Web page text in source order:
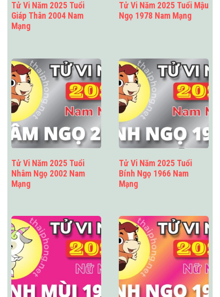
Tử Vi Năm 2025 Tuổi
Giáp Thân 2004 Nam
Mạng
Tử Vi Năm 2025 Tuổi Mậu
Ngọ 1978 Nam Mạng
Tử Vi Năm 2025 Tuổi
Nhâm Ngọ 2002 Nam
Mạng
Tử Vi Năm 2025 Tuổi
Bính Ngọ 1966 Nam
Mạng